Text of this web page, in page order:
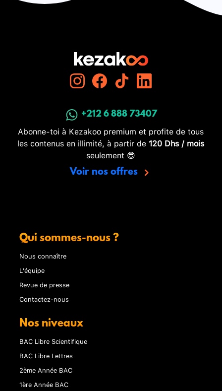
+212 6 888 73407
Abonne-toi à Kezakoo premium et profite de tous
les contenus en illimité, à partir de 120 Dhs / mois
seulement 😎
Voir nos offres
Qui sommes-nous ?
Nous connaître
L'équipe
Revue de presse
Contactez-nous
Nos niveaux
BAC Libre Scientifique
BAC Libre Lettres
2ème Année BAC
1ère Année BAC